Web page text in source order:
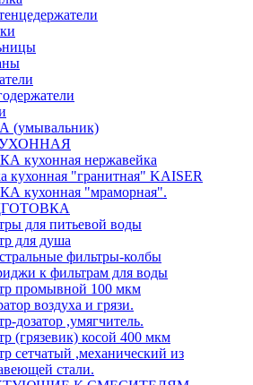
кухонная нержавейка
кухонная "гранитная" KAISER
кухонная "мраморная".
для питьевой воды
для душа
фильтры-колбы
к фильтрам для воды
промывной 100 мкм
воздуха и грязи.
дозатор ,умягчитель.
(грязевик) косой 400 мкм
сетчатый ,механический из
стали.